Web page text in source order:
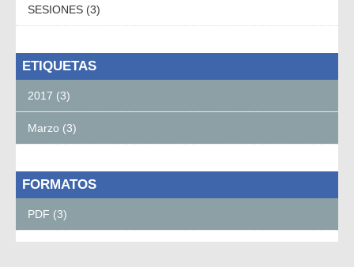
SESIONES (3)
ETIQUETAS
2017 (3)
Marzo (3)
FORMATOS
PDF (3)